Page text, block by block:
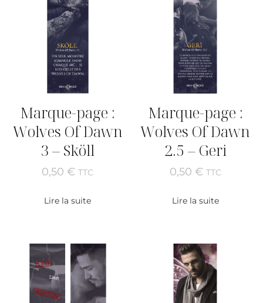
Marque-page :
Wolves Of Dawn
3 – Sköll
0,50€ TTC
Lire la suite
Marque-page :
Wolves Of Dawn
2.5 – Geri
0,50 € TTC
Lire la suite